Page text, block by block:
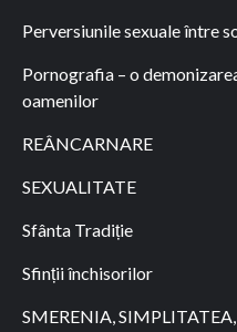
Perversiunile sexuale între
Pornografia – o
oamenilor
REÂNCARNARE
SEXUALITATE
Sfânta Tradiție
Sfinții închisorilor
SMERENIA,